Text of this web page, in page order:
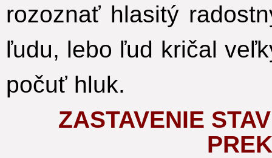
rozoznať hlasitý
ľudu, lebo ľud kričal
počuť hluk.
ZASTAVENIE